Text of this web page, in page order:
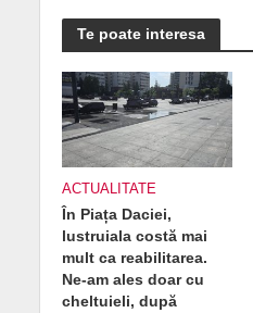
Te poate interesa
ACTUALITATE
În Piața Daciei,
lustruiala costă mai
mult ca reabilitarea.
Ne-am ales doar cu
cheltuieli, după